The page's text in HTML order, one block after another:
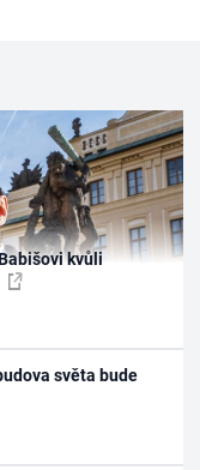
kvůli
světa bude